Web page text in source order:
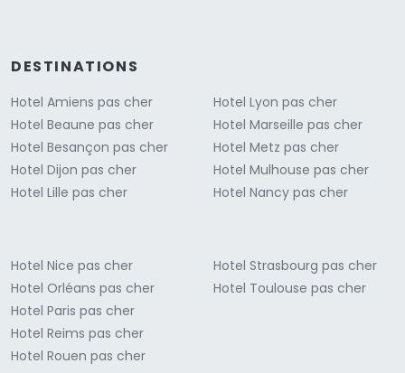
DESTINATIONS
Hotel Amiens pas cher
Hotel Beaune pas cher
Hotel Besançon pas cher
Hotel Dijon pas cher
Hotel Lille pas cher
Hotel Lyon pas cher
Hotel Marseille pas cher
Hotel Metz pas cher
Hotel Mulhouse pas cher
Hotel Nancy pas cher
Hotel Nice pas cher
Hotel Orléans pas cher
Hotel Paris pas cher
Hotel Reims pas cher
Hotel Rouen pas cher
Hotel Strasbourg pas cher
Hotel Toulouse pas cher